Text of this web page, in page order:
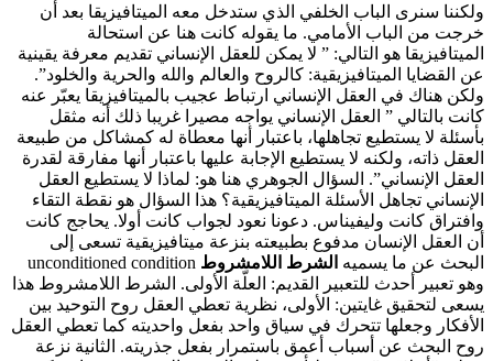
ولكننا سنرى الباب الخلفي الذي ستدخل معه الميتافيزيقا بعد أن
خرجت من الباب الأمامي. ما يقوله كانت هنا عن استحالة
الميتافيزيقا هو التالي: ” لا يمكن للعقل الإنساني تقديم معرفة يقينية
عن القضايا الميتافيزيقية: كالروح والعالم والله والحرية والخلود”.
ولكن هناك في العقل الإنساني ارتباط عجيب بالميتافيزيقا يعبّر عنه
كانت بالتالي ” العقل الإنساني يواجه مصيرا غريبا ذلك أنه مثقل
بأسئلة لا يستطيع تجاهلها، باعتبار أنها معطاة له كمشاكل من طبيعة
العقل ذاته، ولكنه لا يستطيع الإجابة عليها باعتبار أنها مفارقة لقدرة
العقل الإنساني”. السؤال الجوهري هنا هو: لماذا لا يستطيع العقل
الإنساني تجاهل الأسئلة الميتافيزيقية؟ هذا السؤال هو نقطة التقاء
وافتراق كانت وليفيناس. دعونا نعود لجواب كانت أولا. يحاجج كانت
أن العقل الإنسان مدفوع بطبيعته بنزعة ميتافيزيقية تسعى إلى
البحث عن ما يسميه الشرط اللامشروط unconditioned condition
وهو تعبير أحدث للتعبير القديم: العلّة الأولى. الشرط اللامشروط هذا
يسعى لتحقيق غايتين: الأولى، نظرية تعطي العقل روح التوحيد بين
الأفكار وجعلها تتحرك في سياق واحد بفعل واحديته كما تعطي العقل
روح البحث عن أسباب أعمق باستمرار بفعل جذريته. الثانية نزعة